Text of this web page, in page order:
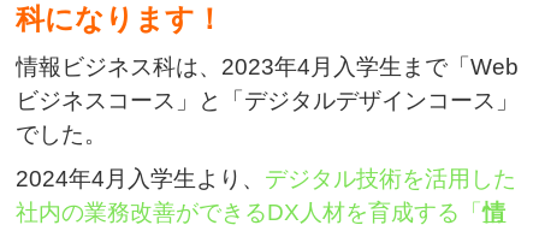
科になります！
情報ビジネス科は、2023年4月入学生まで「Web
ビジネスコース」と「デジタルデザインコース」
でした。
2024年4月入学生より、 デジタル技術を活用した
社内の業務改善ができるDX人材を育成する「情